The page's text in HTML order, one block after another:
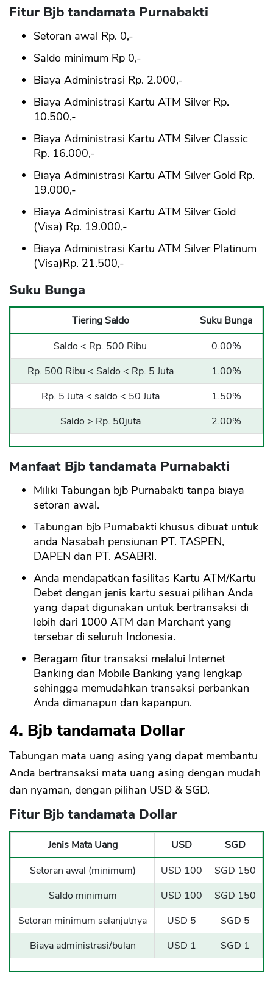
Fitur Bjb tandamata Purnabakti
Setoran awal Rp. 0,-
Saldo minimum Rp 0,-
Biaya Administrasi Rp. 2.000,-
Biaya Administrasi Kartu ATM Silver Rp.
10.500,-
Biaya Administrasi Kartu ATM Silver Classic
Rp. 16.000,-
Biaya Administrasi Kartu ATM Silver Gold Rp.
19.000,-
Biaya Administrasi Kartu ATM Silver Gold
(Visa) Rp. 19.000,-
Biaya Administrasi Kartu ATM Silver Platinum
(Visa)Rp. 21.500,-
Suku Bunga
Tiering Saldo
Suku Bunga
Saldo < Rp. 500 Ribu
0.00%
Rp. 500 Ribu < Saldo < Rp. 5 Juta
1.00%
Rp. 5 Juta < saldo < 50 Juta
1.50%
Saldo > Rp. 50juta
2.00%
Manfaat Bjb tandamata Purnabakti
Miliki Tabungan bjb Purnabakti tanpa biaya
setoran awal.
Tabungan bjb Purnabakti khusus dibuat untuk
anda Nasabah pensiunan PT. TASPEN,
DAPEN dan PT. ASABRI.
Anda mendapatkan fasilitas Kartu ATM/Kartu
Debet dengan jenis kartu sesuai pilihan Anda
yang dapat digunakan untuk bertransaksi di
lebih dari 1000 ATM dan Marchant yang
tersebar di seluruh Indonesia.
Beragam fitur transaksi melalui Internet
Banking dan Mobile Banking yang lengkap
sehingga memudahkan transaksi perbankan
Anda dimanapun dan kapanpun.
4. Bjb tandamata Dollar
Tabungan mata uang asing yang dapat membantu
Anda bertransaksi mata uang asing dengan mudah
dan nyaman, dengan pilihan USD & SGD.
Fitur Bjb tandamata Dollar
Jenis Mata Uang USD
SGD
Setoran awal (minimum)
USD 100
SGD 150
Saldo minimum
USD 100
SGD 150
Setoran minimum selanjutnya
USD 5
SGD 5
Biaya administrasi/bulan
USD 1 SGD 1